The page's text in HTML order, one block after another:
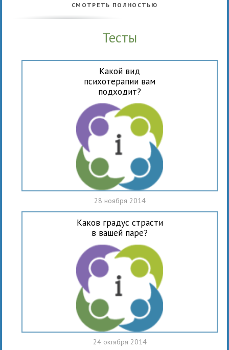
СМОТРЕТЬ ПОЛНОСТЬЮ
Тесты
Какой вид
психотерапии вам
подходит?
28 ноября 2014
Каков градус страсти
в вашей паре?
24 октября 2014